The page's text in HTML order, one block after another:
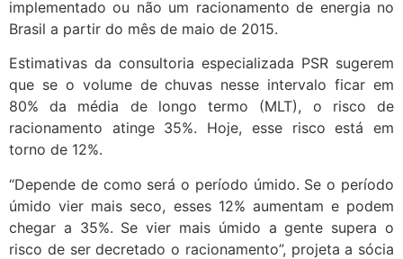
implementado ou não um racionamento de energia no
Brasil a partir do mês de maio de 2015.
Estimativas da consultoria especializada PSR sugerem
que se o volume de chuvas nesse intervalo ficar em
80% da média de longo termo (MLT), o risco de
racionamento atinge 35%. Hoje, esse risco está em
torno de 12%.
“Depende de como será o período úmido. Se o período
úmido vier mais seco, esses 12% aumentam e podem
chegar a 35%. Se vier mais úmido a gente supera o
risco de ser decretado o racionamento”, projeta a sócia